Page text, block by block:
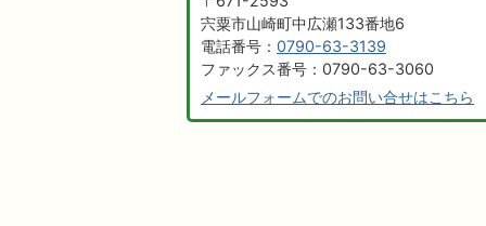
宍粟市山崎町中広瀬133番地6
電話番号： 0790-63-3139
ファックス番号：0790-63-3060
メールフォームでのお問い合せはこちら